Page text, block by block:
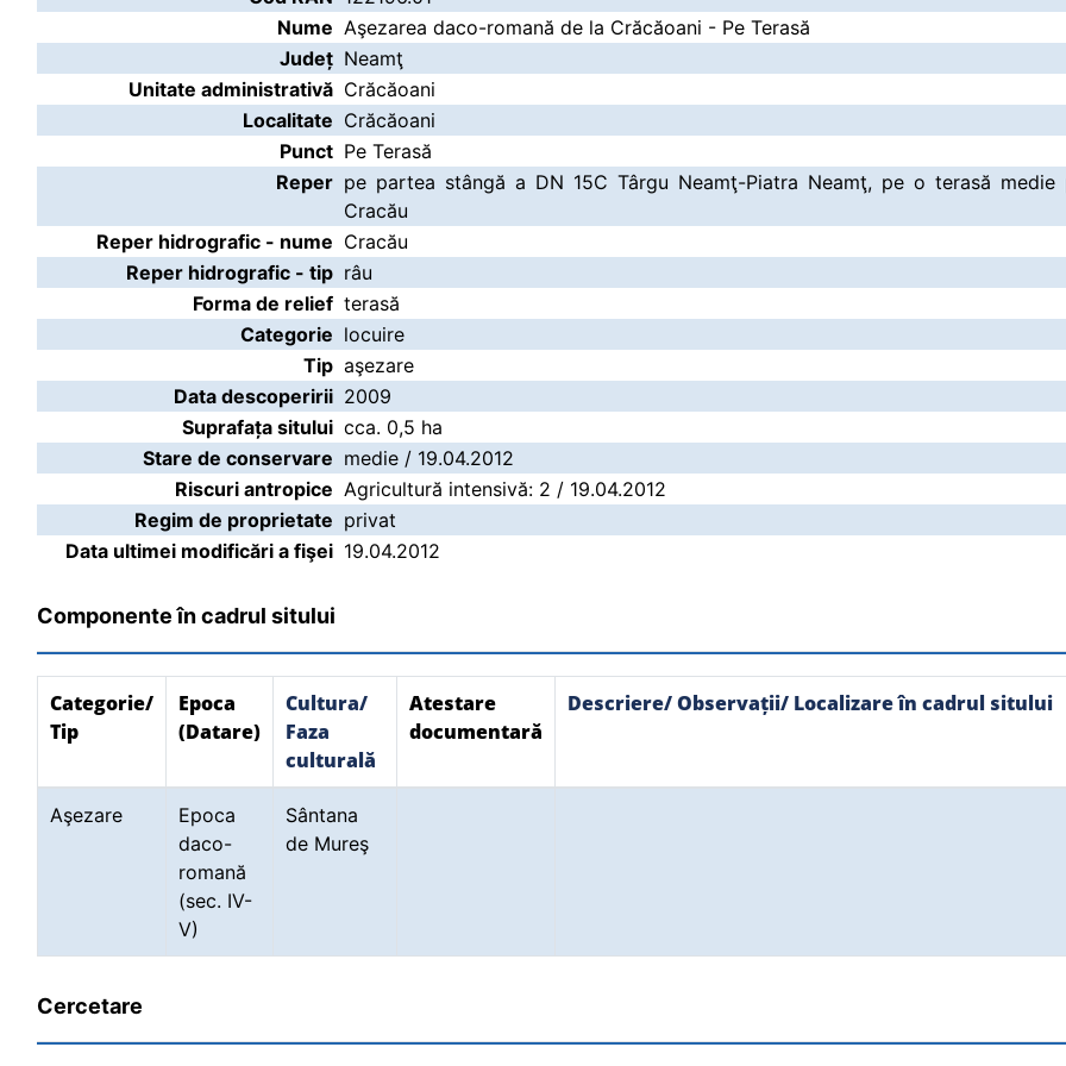
Nume Aşezarea daco-romană de la Crăcăoani - Pe Terasă
Județ Neamţ
Unitate administrativă Crăcăoani
Localitate Crăcăoani
Punct Pe Terasă
Reper pe partea stângă a DN 15C Târgu Neamţ-Piatra Neamţ, pe o terasă
Cracău
Reper hidrografic - nume Cracău
Reper hidrografic - tip râu
Forma de relief terasă
Categorie locuire
Tip aşezare
Data descoperirii 2009
Suprafața sitului cca. 0,5 ha
Stare de conservare medie / 19.04.2012
Riscuri antropice Agricultură intensivă: 2 / 19.04.2012
Regim de proprietate privat
Data ultimei modificări a fişei 19.04.2012
Componente în cadrul sitului
Categorie/
Tip
Epoca
(Datare)
Cultura/
Faza
culturală
Atestare
documentară
Descriere/ Observații/ Localizare în cadrul sitului
Aşezare
Epoca
daco-
romană
(sec. IV-
V)
Sântana
de Mureş
Cercetare